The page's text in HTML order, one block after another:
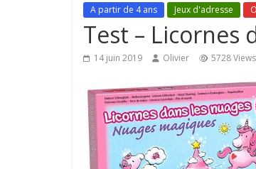
A partir de 4 ans Jeux d'adresse
Test – Licornes
14 juin 2019 Olivier 5728 Views